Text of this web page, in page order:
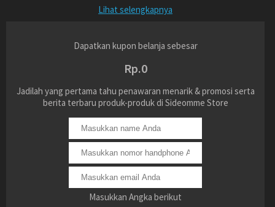
Lihat selengkapnya
Dapatkan kupon belanja sebesar
Rp.0
Jadilah yang pertama tahu penawaran menarik & promosi serta
berita terbaru produk-produk di Sideomme Store
Masukkan Angka berikut